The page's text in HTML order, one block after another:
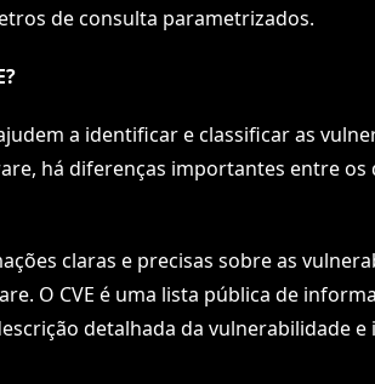
de consulta parametrizados.
a identificar e classificar as
há diferenças importantes entre os
claras e precisas sobre as
O CVE é uma lista pública de
detalhada da vulnerabilidade e